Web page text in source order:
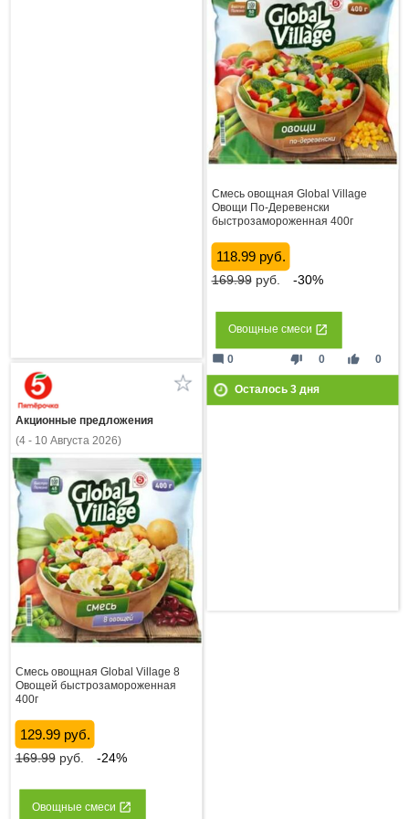
Смесь овощная Global Village
Овощи По-Деревенски
быстрозамороженная 400г
118.99 руб.
169.99руб. -30%
Овощные смеси
thumb_down 0 thumb_up 0
mode_comment 0
Осталось 3дня
Акционные предложения
(4 - 10 Августа 2026)
Смесь овощная Global Village 8
Овощей быстрозамороженная
400г
129.99 руб.
169.99руб. -24%
Овощные смеси